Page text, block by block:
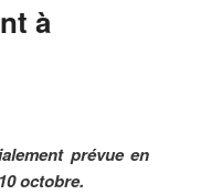
à
prévue en
octobre.